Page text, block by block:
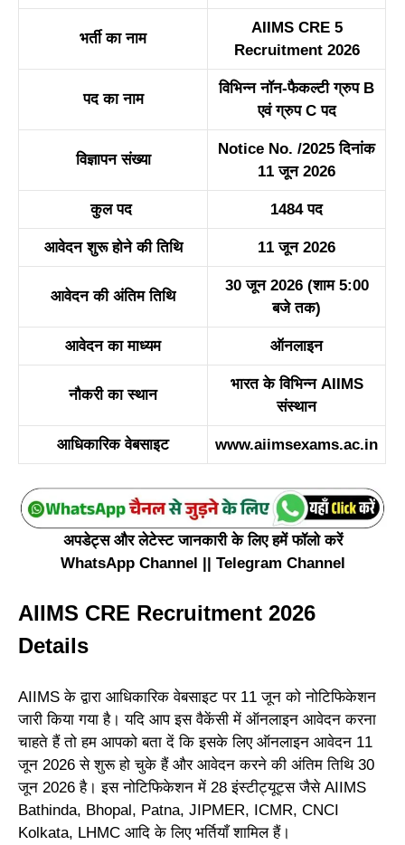
भर्ती का नाम
AIIMS CRE 5
Recruitment 2026
पद का नाम
विभिन्न नॉन-फैकल्टी ग्रुप B
एवं ग्रुप C पद
विज्ञापन संख्या
Notice No. /2025 दिनांक
11 जून 2026
कुल पद 1484 पद
आवेदन शुरू होने की तिथि 11 जून 2026
आवेदन की अंतिम तिथि
30 जून 2026 (शाम 5:00
बजे तक)
आवेदन का माध्यम ऑनलाइन
नौकरी का स्थान
भारत के विभिन्न AIIMS
संस्थान
आधिकारिक वेबसाइट www.aiimsexams.ac.in
अपडेट्स और लेटेस्ट जानकारी के लिए हमें फॉलो करें
WhatsApp Channel || Telegram Channel
AIIMS CRE Recruitment 2026
Details
AIIMS के द्वारा आधिकारिक वेबसाइट पर 11 जून को नोटिफिकेशन
जारी किया गया है। यदि आप इस वैकेंसी में ऑनलाइन आवेदन करना
चाहते हैं तो हम आपको बता दें कि इसके लिए ऑनलाइन आवेदन 11
जून 2026 से शुरू हो चुके हैं और आवेदन करने की अंतिम तिथि 30
जून 2026 है। इस नोटिफिकेशन में 28 इंस्टीट्यूट्स जैसे AIIMS
Bathinda, Bhopal, Patna, JIPMER, ICMR, CNCI
Kolkata, LHMC आदि के लिए भर्तियाँ शामिल हैं।